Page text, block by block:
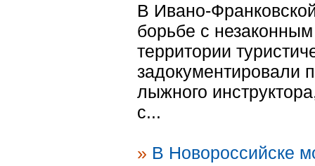
В Ивано-
борьбе с
территории
задокументировали
лыжного
с...
» В Новороссийске